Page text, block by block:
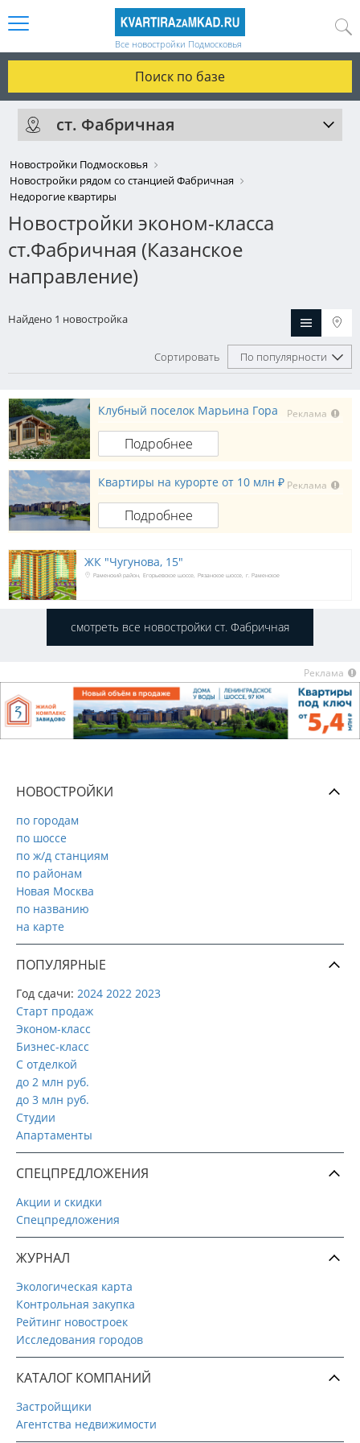
Все новостройки Подмосковья
Поиск по базе
ст. Фабричная
Новостройки Подмосковья
Новостройки рядом со станцией Фабричная
Недорогие квартиры
Новостройки эконом-класса
ст.Фабричная (Казанское
направление)
Найдено 1 новостройка
Сортировать По популярности
Реклама
Клубный поселок Марьина Гора
Подробнее
Реклама
Квартиры на курорте от 10 млн ₽
Подробнее
ЖК "Чугунова, 15"
Раменский район Егорьевское шоссе Рязанское шоссе г. Раменское
смотреть все новостройки ст. Фабричная
Реклама
НОВОСТРОЙКИ
по городам
по шоссе
по ж/д станциям
по районам
Новая Москва
по названию
на карте
ПОПУЛЯРНЫЕ
Год сдачи: 2024 2022 2023
Старт продаж
Эконом-класс
Бизнес-класс
С отделкой
до 2 млн руб.
до 3 млн руб.
Студии
Апартаменты
СПЕЦПРЕДЛОЖЕНИЯ
Акции и скидки
Спецпредложения
ЖУРНАЛ
Экологическая карта
Контрольная закупка
Рейтинг новостроек
Исследования городов
КАТАЛОГ КОМПАНИЙ
Застройщики
Агентства недвижимости